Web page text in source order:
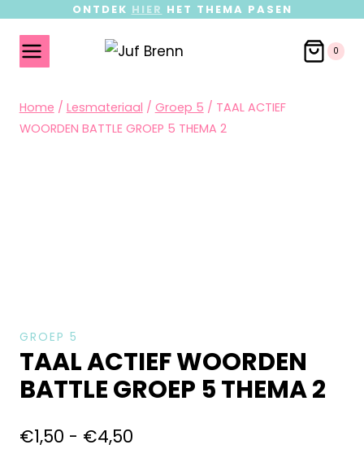
ONTDEK HIER HET THEMA PASEN
0
Home / Lesmateriaal / Groep 5 / TAAL ACTIEF
WOORDEN BATTLE GROEP 5 THEMA 2
GROEP 5
TAAL ACTIEF WOORDEN
BATTLE GROEP 5 THEMA 2
€1,50 - €4,50